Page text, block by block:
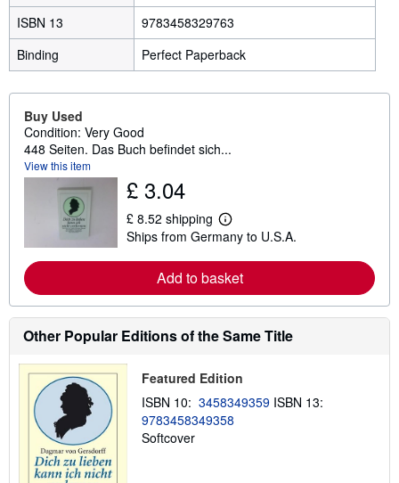
ISBN 13
9783458329763
Binding
Perfect Paperback
Buy Used
Condition: Very Good
448 Seiten. Das Buch befindet sich...
View this item
£ 3.04
£ 8.52 shipping
L
e
r
n
o
r
e
a
o
u
t
s
h
Ships from Germany to U.S.A.
Add to basket
Other Popular Editions of the Same Title
Featured Edition
ISBN 10: 3458349359 ISBN 13:
9783458349358
Softcover